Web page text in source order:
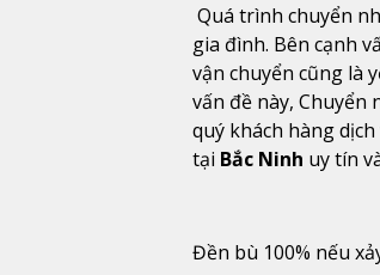
Quá trình chuyển
gia đình. Bên cạnh
vận chuyển cũng là
vấn đề này, Chuyển
quý khách hàng
tại Bắc Ninh uy tín
Đền bù 100% nếu